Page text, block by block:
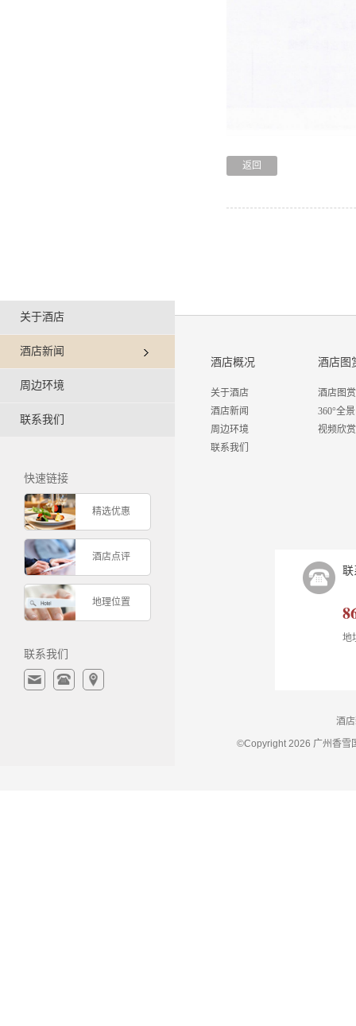
返回
关于酒店
酒店新闻
周边环境
联系我们
快速链接
精选优惠
酒店点评
地理位置
联系我们
酒店概况
关于酒店
酒店新闻
周边环境
联系我们
酒店图
酒店图赏
360°全景
视频欣赏
联
地
酒
©Copyright 2026 广州香雪